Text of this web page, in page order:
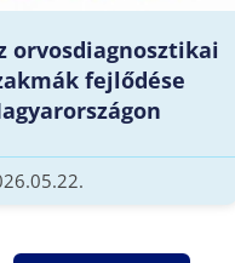
orvosdiagnosztikai
fejlődése